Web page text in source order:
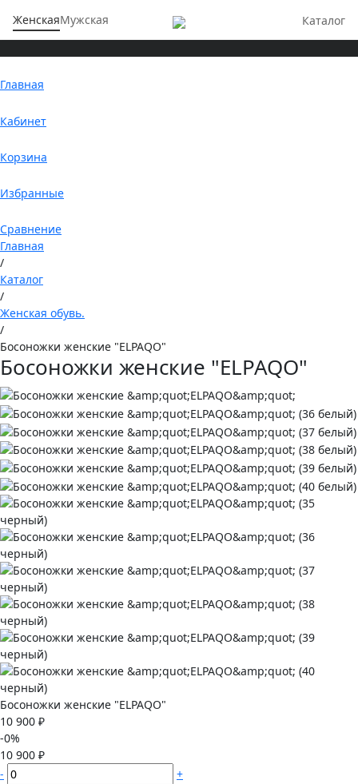
ЖенскаяМужская Каталог
Главная
Кабинет
Корзина
Избранные
Сравнение
Главная
/
Каталог
/
Женская обувь.
/
Босоножки женские "ELPAQO"
Босоножки женские "ELPAQO"
Босоножки женские "ELPAQO"
10 900 ₽
-0%
10 900 ₽
-
+